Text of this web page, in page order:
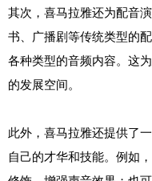
其次，喜马拉雅还为配音
书、广播剧等传统类型的
各种类型的音频内容。这
的发展空间。
此外，喜马拉雅还提供了
自己的才华和技能。例如